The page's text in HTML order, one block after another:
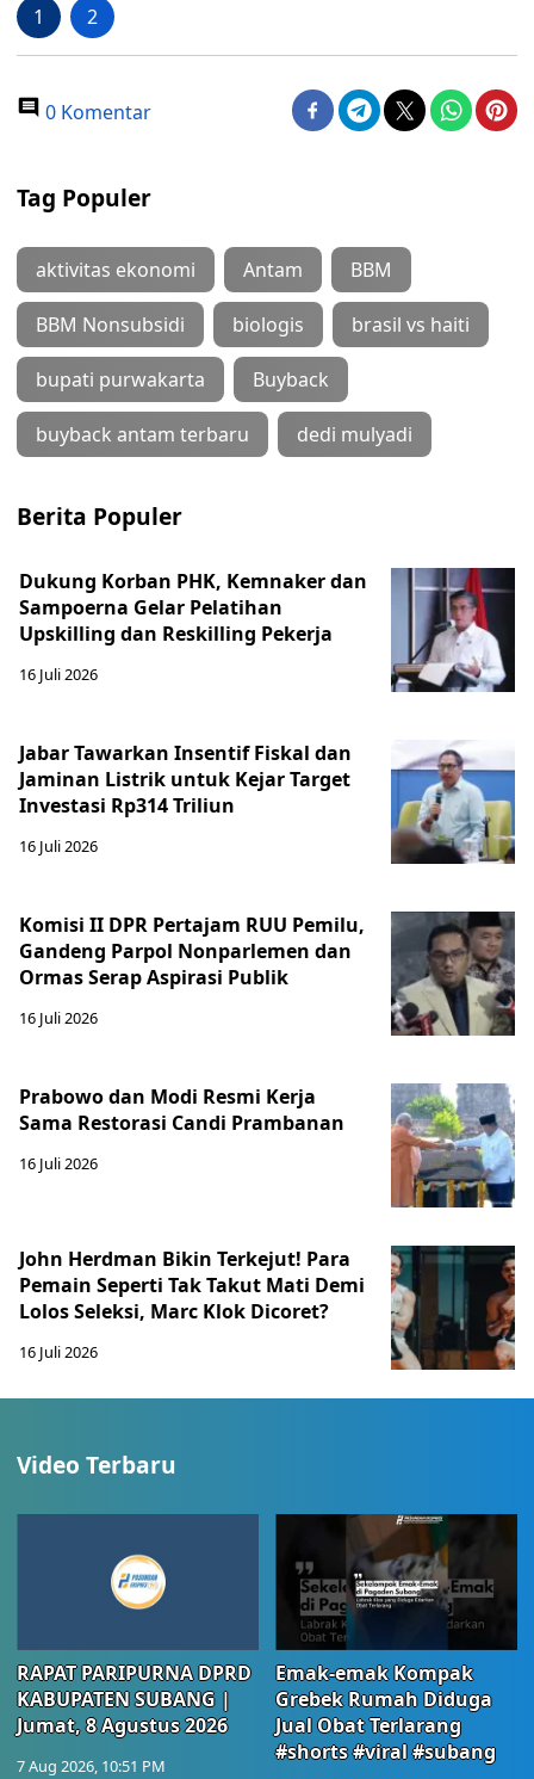
1 2
0 Komentar
Tag Populer
aktivitas ekonomi Antam BBM
BBM Nonsubsidi biologis brasil vs haiti
bupati purwakarta Buyback
buyback antam terbaru dedi mulyadi
Berita Populer
Dukung Korban PHK, Kemnaker dan
Sampoerna Gelar Pelatihan
Upskilling dan Reskilling Pekerja
16 Juli 2026
Jabar Tawarkan Insentif Fiskal dan
Jaminan Listrik untuk Kejar Target
Investasi Rp314 Triliun
16 Juli 2026
Komisi II DPR Pertajam RUU Pemilu,
Gandeng Parpol Nonparlemen dan
Ormas Serap Aspirasi Publik
16 Juli 2026
Prabowo dan Modi Resmi Kerja
Sama Restorasi Candi Prambanan
16 Juli 2026
John Herdman Bikin Terkejut! Para
Pemain Seperti Tak Takut Mati Demi
Lolos Seleksi, Marc Klok Dicoret?
16 Juli 2026
Video Terbaru
RAPAT PARIPURNA DPRD
KABUPATEN SUBANG |
Jumat, 8 Agustus 2026
7 Aug 2026, 10:51 PM
Emak-emak Kompak
Grebek Rumah Diduga
Jual Obat Terlarang
#shorts #viral #subang